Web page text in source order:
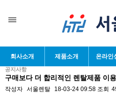
회사소개 제품소개 온라인
공지사항
구매보다 더 합리적인 렌탈제품 이
작성자 서울렌탈 18-03-24 09:58 조회